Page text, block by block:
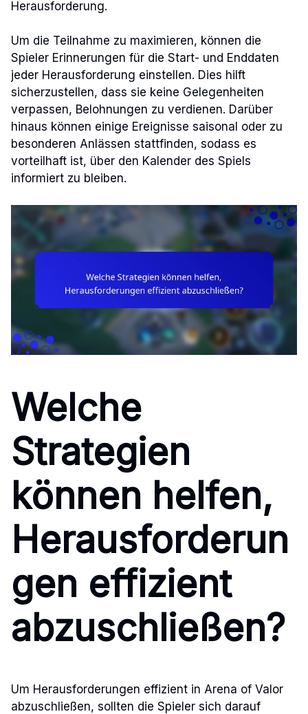
Herausforderung.
Um die Teilnahme zu maximieren, können die
Spieler Erinnerungen für die Start- und Enddaten
jeder Herausforderung einstellen. Dies hilft
sicherzustellen, dass sie keine Gelegenheiten
verpassen, Belohnungen zu verdienen. Darüber
hinaus können einige Ereignisse saisonal oder zu
besonderen Anlässen stattfinden, sodass es
vorteilhaft ist, über den Kalender des Spiels
informiert zu bleiben.
Welche
Strategien
können helfen,
Herausforderun
gen effizient
abzuschließen?
Um Herausforderungen effizient in Arena of Valor
abzuschließen, sollten die Spieler sich darauf